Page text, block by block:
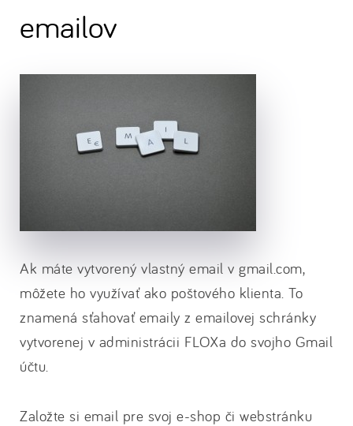
emailov
Ak máte vytvorený vlastný email v gmail.com,
môžete ho využívať ako poštového klienta. To
znamená sťahovať emaily z emailovej schránky
vytvorenej v administrácii FLOXa do svojho Gmail
účtu.
Založte si email pre svoj e-shop či webstránku